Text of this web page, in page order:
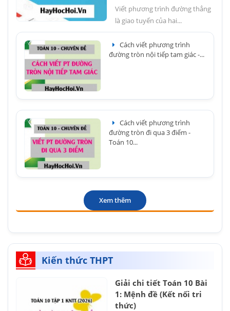
Viết phương trình đường thẳng
là giao tuyến của hai...
Cách viết phương trình
đường tròn nội tiếp tam giác -...
Cách viết phương trình
đường tròn đi qua 3 điểm -
Toán 10...
Xem thêm
Kiến thức THPT
Giải chi tiết Toán 10 Bài
1: Mệnh đề (Kết nối tri
thức)